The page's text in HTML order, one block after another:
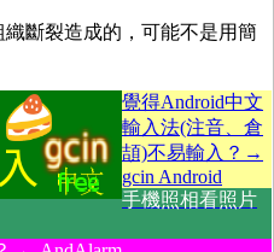
斷裂造成的，可能不是用簡
覺得Android中文
輸入法(注音、倉
頡)不易輸入？→
gcin Android
手機照相看照片